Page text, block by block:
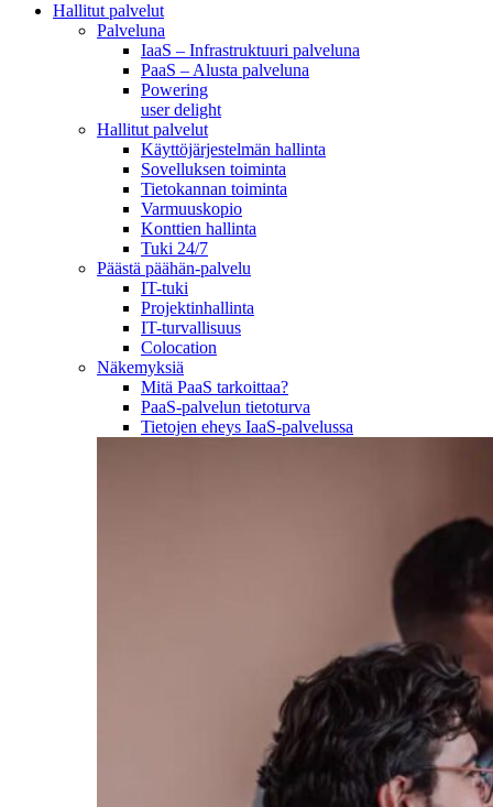
Hallitut palvelut
Palveluna
IaaS – Infrastruktuuri palveluna
PaaS – Alusta palveluna
Powering
user delight
Hallitut palvelut
Käyttöjärjestelmän hallinta
Sovelluksen toiminta
Tietokannan toiminta
Varmuuskopio
Konttien hallinta
Tuki 24/7
Päästä päähän-palvelu
IT-tuki
Projektinhallinta
IT-turvallisuus
Colocation
Näkemyksiä
Mitä PaaS tarkoittaa?
PaaS-palvelun tietoturva
Tietojen eheys IaaS-palvelussa